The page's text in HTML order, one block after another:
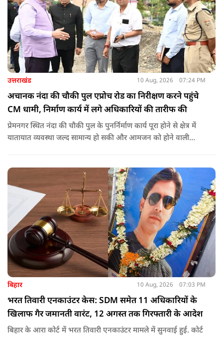
उत्तराखंड 10 Aug, 2026 07:24 PM
अचानक नंदा की चौकी पुल एप्रोच रोड का निरीक्षण करने पहुंचे
CM धामी, निर्माण कार्य में लगे अधिकारियों की तारीफ की
प्रेमनगर स्थित नंदा की चौकी पुल के पुनर्निर्माण कार्य पूरा होने से क्षेत्र में
यातायात व्यवस्था जल्द सामान्य हो सकी और आमजन को होने वाली
बिहार 10 Aug, 2026 07:03 PM
भरत तिवारी एनकाउंटर केस: SDM समेत 11 अधिकारियों के
खिलाफ गैर जमानती वारंट, 12 अगस्त तक गिरफ्तारी के आदेश
बिहार के आरा कोर्ट में भरत तिवारी एनकाउंटर मामले में सुनवाई हुई. कोर्ट